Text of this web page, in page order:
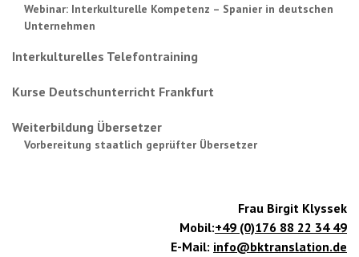
Webinar: Interkulturelle Kompetenz – Spanier in deutschen
Unternehmen
Interkulturelles Telefontraining
Kurse Deutschunterricht Frankfurt
Weiterbildung Übersetzer
Vorbereitung staatlich geprüfter Übersetzer
Frau Birgit Klyssek
Mobil:+49 (0)176 88 22 34 49
E-Mail: info@bktranslation.de